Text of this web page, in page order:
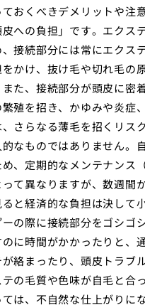
おくべきデメリットや注
への負担」です。エクス
接続部分には常にエクス
かけ、抜け毛や切れ毛の
た、接続部分が頭皮に密
殖を招き、かゆみや炎症
さらなる薄毛を招くリス
なものではありません
、定期的なメンテナンス
て異なりますが、数週間
と経済的な負担は決して
の際に接続部分をゴシ
に時間がかかったりと、
絡まったり、頭皮トラブ
の毛質や色味が自毛と合
は、不自然な仕上がりに